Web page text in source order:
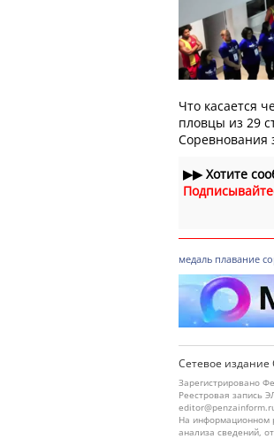
Что касается
пловцы из 29
Соревнования
▶▶Хотите
медаль плавание
Сетевое
Зарегистрировано
Реестровая запись
На информационном
анализа сведений,